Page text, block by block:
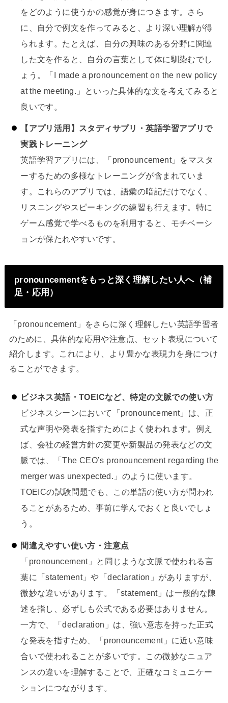
をどのように使うかの感覚が身につきます。さら
に、自分で例文を作ってみると、より深い理解が得
られます。たとえば、自分の興味のある分野に関連
した文を作ると、自分の言葉として体に馴染むでし
ょう。「I made a pronouncement on the new policy
at the meeting.」といった具体的な文を考えてみると
良いです。
【アプリ活用】スタディサプリ・英語学習アプリで
実践トレーニング
英語学習アプリには、「pronouncement」をマスタ
ーするための多様なトレーニングが含まれていま
す。これらのアプリでは、語彙の暗記だけでなく、
リスニングやスピーキングの練習も行えます。特に
ゲーム感覚で学べるものを利用すると、モチベーシ
ョンが保たれやすいです。
pronouncementをもっと深く理解したい人へ（補
足・応用）
「pronouncement」をさらに深く理解したい英語学習者
のために、具体的な応用や注意点、セット表現について
紹介します。これにより、より豊かな表現力を身につけ
ることができます。
ビジネス英語・TOEICなど、特定の文脈での使い方
ビジネスシーンにおいて「pronouncement」は、正
式な声明や発表を指すためによく使われます。例え
ば、会社の経営方針の変更や新製品の発表などの文
脈では、「The CEO’s pronouncement regarding the
merger was unexpected.」のように使います。
TOEICの試験問題でも、この単語の使い方が問われ
ることがあるため、事前に学んでおくと良いでしょ
う。
間違えやすい使い方・注意点
「pronouncement」と同じような文脈で使われる言
葉に「statement」や「declaration」がありますが、
微妙な違いがあります。「statement」は一般的な陳
述を指し、必ずしも公式である必要はありません。
一方で、「declaration」は、強い意志を持った正式
な発表を指すため、「pronouncement」に近い意味
合いで使われることが多いです。この微妙なニュア
ンスの違いを理解することで、正確なコミュニケー
ションにつながります。